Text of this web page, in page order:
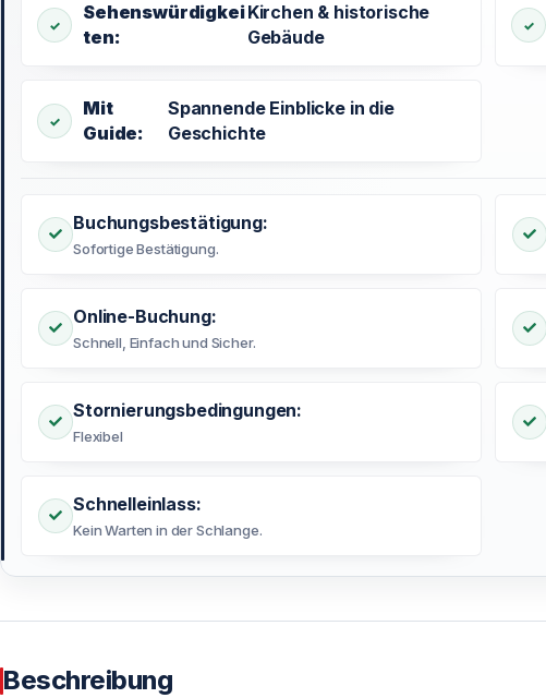
Sehenswürdigkei
ten:
Kirchen & historische
Gebäude
Mit
Guide:
Spannende Einblicke in die
Geschichte
Buchungsbestätigung:
Sofortige Bestätigung.
Online-Buchung:
Schnell, Einfach und Sicher.
Stornierungsbedingungen:
Flexibel
Schnelleinlass:
Kein Warten in der Schlange.
Beschreibung